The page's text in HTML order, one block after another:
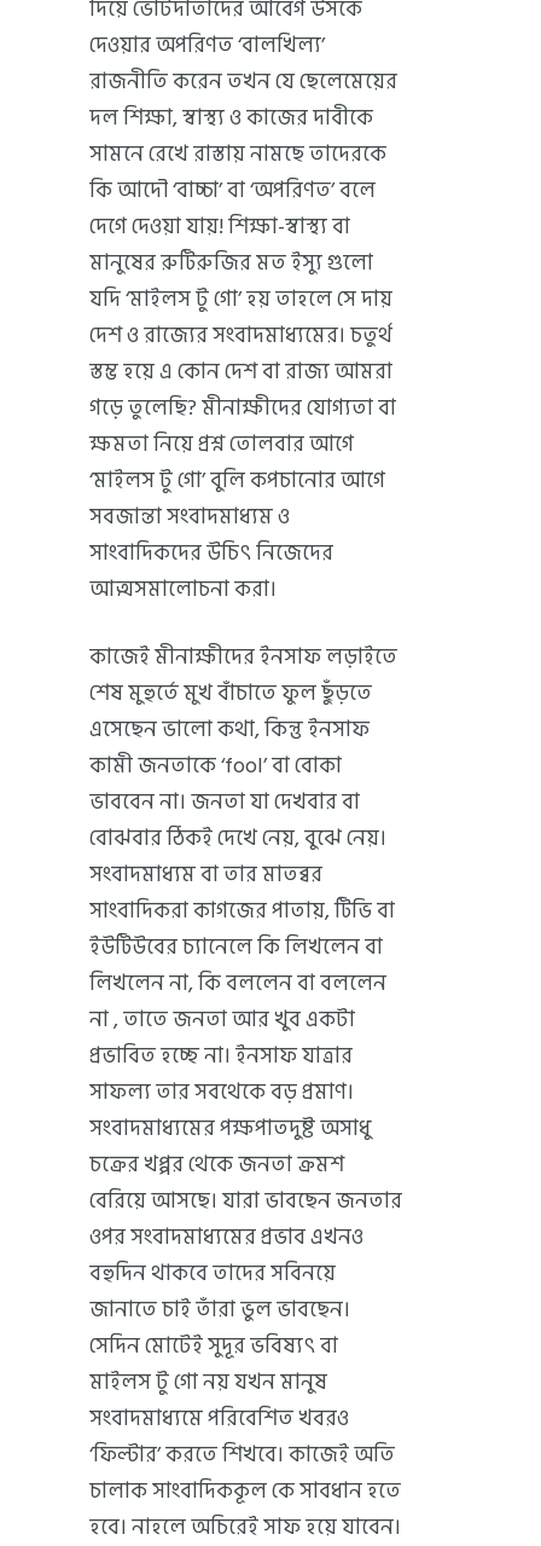
দিয়ে ভোটদাতাদের আবেগ উসকে
দেওয়ার অপরিণত ‘বালখিল্য’
রাজনীতি করেন তখন যে ছেলেমেয়ের
দল শিক্ষা, স্বাস্থ্য ও কাজের দাবীকে
সামনে রেখে রাস্তায় নামছে তাদেরকে
কি আদৌ ‘বাচ্চা’ বা ‘অপরিণত’ বলে
দেগে দেওয়া যায়! শিক্ষা-স্বাস্থ্য বা
মানুষের রুটিরুজির মত ইস্যু গুলো
যদি ‘মাইলস টু গো’ হয় তাহলে সে দায়
দেশ ও রাজ্যের সংবাদমাধ্যমের। চতুর্থ
স্তম্ভ হয়ে এ কোন দেশ বা রাজ্য আমরা
গড়ে তুলেছি? মীনাক্ষীদের যোগ্যতা বা
ক্ষমতা নিয়ে প্রশ্ন তোলবার আগে
‘মাইলস টু গো’ বুলি কপচানোর আগে
সবজান্তা সংবাদমাধ্যম ও
সাংবাদিকদের উচিৎ নিজেদের
আত্মসমালোচনা করা।
কাজেই মীনাক্ষীদের ইনসাফ লড়াইতে
শেষ মুহুর্তে মুখ বাঁচাতে ফুল ছুঁড়তে
এসেছেন ভালো কথা, কিন্তু ইনসাফ
কামী জনতাকে ‘fool’ বা বোকা
ভাববেন না। জনতা যা দেখবার বা
বোঝবার ঠিকই দেখে নেয়, বুঝে নেয়।
সংবাদমাধ্যম বা তার মাতব্বর
সাংবাদিকরা কাগজের পাতায়, টিভি বা
ইউটিউবের চ্যানেলে কি লিখলেন বা
লিখলেন না, কি বললেন বা বললেন
না , তাতে জনতা আর খুব একটা
প্রভাবিত হচ্ছে না। ইনসাফ যাত্রার
সাফল্য তার সবথেকে বড় প্রমাণ।
সংবাদমাধ্যমের পক্ষপাতদুষ্ট অসাধু
চক্রের খপ্পর থেকে জনতা ক্রমশ
বেরিয়ে আসছে। যারা ভাবছেন জনতার
ওপর সংবাদমাধ্যমের প্রভাব এখনও
বহুদিন থাকবে তাদের সবিনয়ে
জানাতে চাই তাঁরা ভুল ভাবছেন।
সেদিন মোটেই সুদূর ভবিষ্যৎ বা
মাইলস টু গো নয় যখন মানুষ
সংবাদমাধ্যমে পরিবেশিত খবরও
‘ফিল্টার’ করতে শিখবে। কাজেই অতি
চালাক সাংবাদিককূল কে সাবধান হতে
হবে। নাহলে অচিরেই সাফ হয়ে যাবেন।